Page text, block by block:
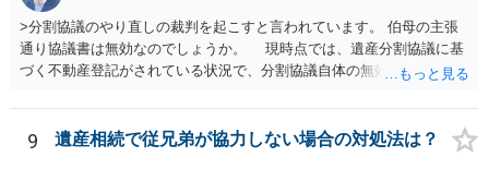
>分割協議のやり直しの裁判を起こすと言われています。 伯母の主張
通り協議書は無効なのでしょうか。 現時点では、遺産分割協議に基
づく不動産登記がされている状況で、分割協議自体の無効を裁判所が
方の訴訟の主張及び立証次第ですが、 ・御祖母様の認知能力に関する
医師の意見書、筆跡鑑定 が提出されればその効力が否定される可能性
はありますが、 ・伯母様自身が分割協議に加わっていること ・御祖母
9 遺産相続で従兄弟が協力しない場合の対処法は？